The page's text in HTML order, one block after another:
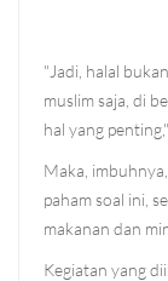
"Jadi, halal
muslim saja, di
hal yang
Maka,
paham soal ini,
makanan dan
Kegiatan yang